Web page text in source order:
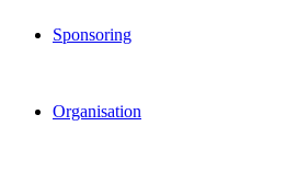
Sponsoring
Organisation